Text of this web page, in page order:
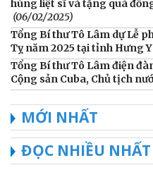
hùng liệt sĩ và tặng quà
(06/02/2025)
Tổng Bí thư Tô Lâm dự Lễ
Tỵ năm 2025 tại tỉnh Hưng
Tổng Bí thư Tô Lâm điện
Cộng sản Cuba, Chủ tịch
MỚI NHẤT
ĐỌC NHIỀU NHẤT